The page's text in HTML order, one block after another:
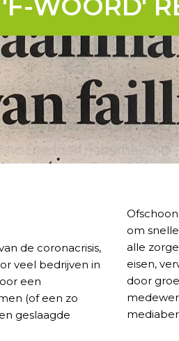
WOORD'
de coronacrisis,
veel bedrijven in
een
(of een zo
geslaagde
om
alle
eisen,
door